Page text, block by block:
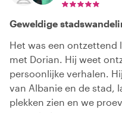
Geweldige
Het was een ontzettend
met Dorian. Hij weet
persoonlijke verhalen.
van Albanie en de stad,
plekken zien en we